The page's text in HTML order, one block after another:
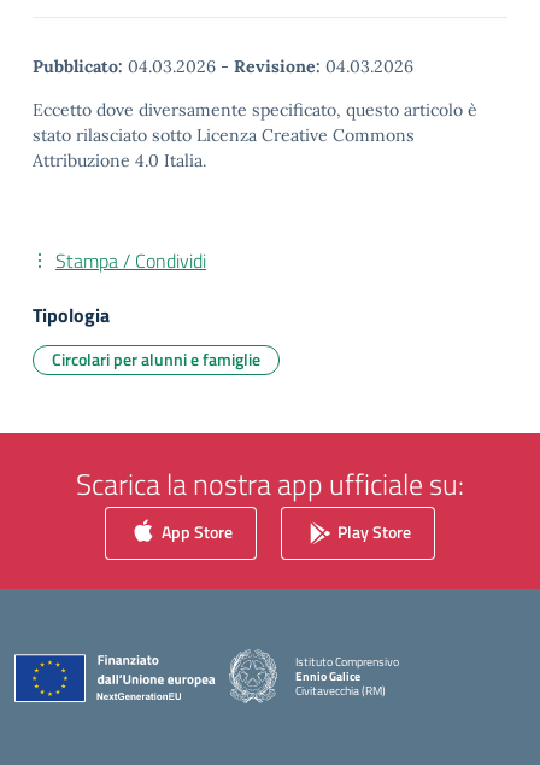
Pubblicato: 04.03.2026 - Revisione: 04.03.2026
Eccetto dove diversamente specificato, questo articolo è
stato rilasciato sotto Licenza Creative Commons
Attribuzione 4.0 Italia.
Stampa / Condividi
Tipologia
Circolari per alunni e famiglie
Scarica la nostra app ufficiale su:
App Store Play Store
Istituto Comprensivo
Ennio Galice
Civitavecchia (RM)